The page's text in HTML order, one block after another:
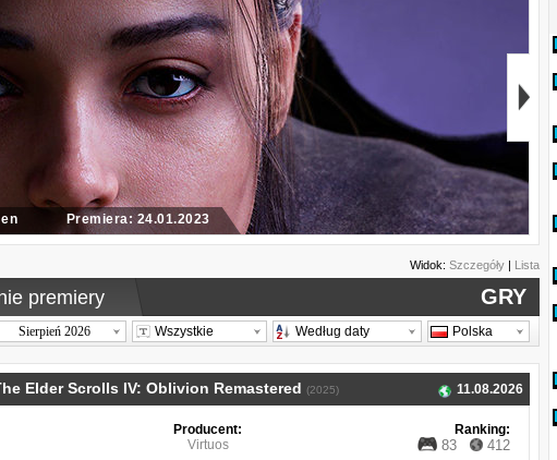
Premiera: 24.01.2023
Widok: Szczegóły | Lista
premiery GRY
Sierpień 2026 Wszystkie Według daty Polska
Elder Scrolls IV: Oblivion Remastered (2025) 11.08.2026
Producent:
Virtuos
Ranking:
83 412